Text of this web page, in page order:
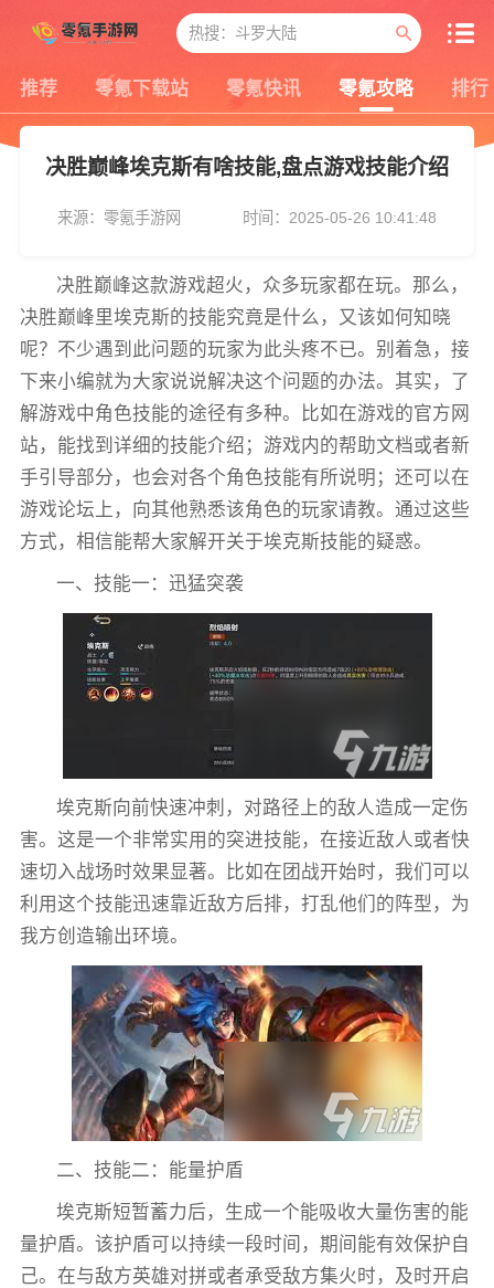
推荐 零氪下载站 零氪快讯 零氪攻略 排行
决胜巅峰埃克斯有啥技能,盘点游戏技能介绍
来源：零氪手游网 时间：2025-05-26 10:41:48
决胜巅峰这款游戏超火，众多玩家都在玩。那么，
决胜巅峰里埃克斯的技能究竟是什么，又该如何知晓
呢？不少遇到此问题的玩家为此头疼不已。别着急，接
下来小编就为大家说说解决这个问题的办法。其实，了
解游戏中角色技能的途径有多种。比如在游戏的官方网
站，能找到详细的技能介绍；游戏内的帮助文档或者新
手引导部分，也会对各个角色技能有所说明；还可以在
游戏论坛上，向其他熟悉该角色的玩家请教。通过这些
方式，相信能帮大家解开关于埃克斯技能的疑惑。
一、技能一：迅猛突袭
埃克斯向前快速冲刺，对路径上的敌人造成一定伤
害。这是一个非常实用的突进技能，在接近敌人或者快
速切入战场时效果显著。比如在团战开始时，我们可以
利用这个技能迅速靠近敌方后排，打乱他们的阵型，为
我方创造输出环境。
二、技能二：能量护盾
埃克斯短暂蓄力后，生成一个能吸收大量伤害的能
量护盾。该护盾可以持续一段时间，期间能有效保护自
己。在与敌方英雄对拼或者承受敌方集火时，及时开启